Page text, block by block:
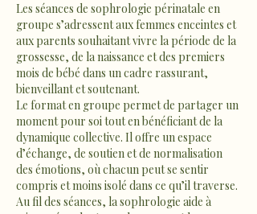
Les séances de sophrologie périnatale en
groupe s’adressent aux femmes enceintes et
aux parents souhaitant vivre la période de la
grossesse, de la naissance et des premiers
mois de bébé dans un cadre rassurant,
bienveillant et soutenant.
Le format en groupe permet de partager un
moment pour soi tout en bénéficiant de la
dynamique collective. Il offre un espace
d’échange, de soutien et de normalisation
des émotions, où chacun peut se sentir
compris et moins isolé dans ce qu’il traverse.
Au fil des séances, la sophrologie aide à